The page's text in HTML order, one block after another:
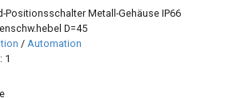
Positionsschalter Metall-Gehäuse IP66
D=45
/Automation
1